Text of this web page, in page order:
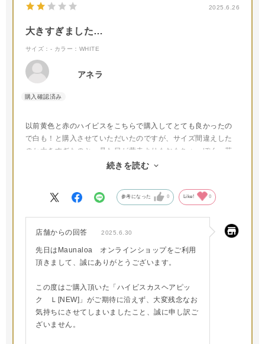
2025.6.26
大きすぎました…
サイズ：- カラー：WHITE
アネラ
以前黄色と赤のハイビスをこちらで購入してとても良かったの
で白も！と購入させていただいたのですが、サイズ間違えした
のか大きすぎたのと、見た目が黄赤よりもおもちゃっぽく、花
とピックの繋ぎ目がすぐ壊れそうなので…残念な評価でし
続きを読む
参考になった 0 Like! 0
店舗からの回答 2025.6.30
先日はMaunaloa オンラインショップをご利用
頂きまして、誠にありがとうございます。
この度はご購入頂いた「ハイビスカスヘアピッ
ク Ｌ[NEW]」がご期待に沿えず、大変残念なお
気持ちにさせてしまいましたこと、誠に申し訳ご
ざいません。